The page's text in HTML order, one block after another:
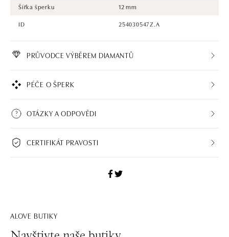
Šířka šperku
12 mm
ID
254030547Z.A
PRŮVODCE VÝBĚREM DIAMANTŮ
PÉČE O ŠPERK
OTÁZKY A ODPOVĚDI
CERTIFIKÁT PRAVOSTI
ALOVE BUTIKY